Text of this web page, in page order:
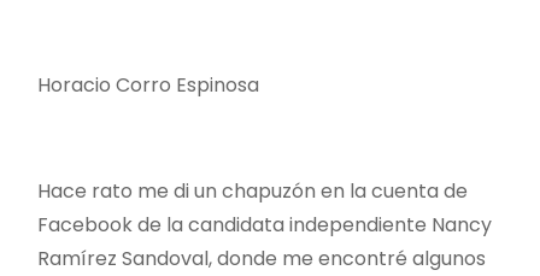
Horacio Corro Espinosa
Hace rato me di un chapuzón en la cuenta de
Facebook de la candidata independiente Nancy
Ramírez Sandoval, donde me encontré algunos